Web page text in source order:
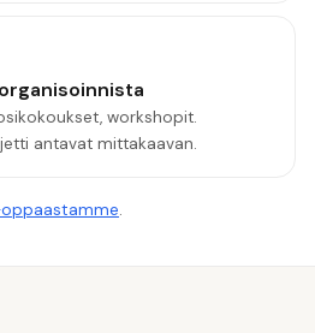
workshopit.
antavat mittakaavan.
.